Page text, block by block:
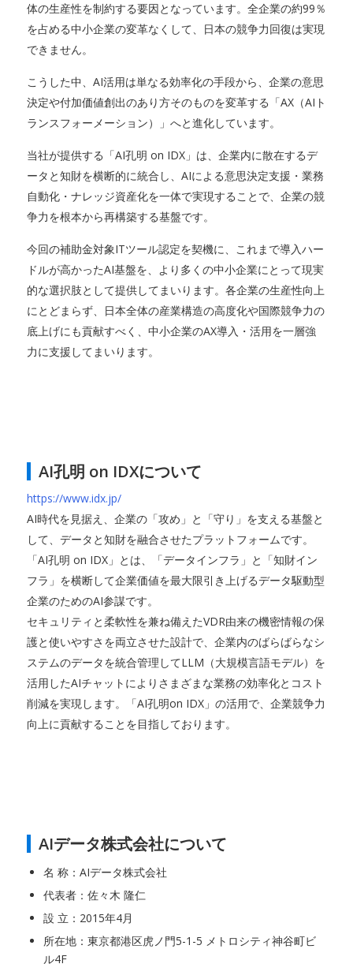
体の生産性を制約する要因となっています。全企業の約99％
を占める中小企業の変革なくして、日本の競争力回復は実現
できません。
こうした中、AI活用は単なる効率化の手段から、企業の意思
決定や付加価値創出のあり方そのものを変革する「AX（AIト
ランスフォーメーション）」へと進化しています。
当社が提供する「AI孔明 on IDX」は、企業内に散在するデ
ータと知財を横断的に統合し、AIによる意思決定支援・業務
自動化・ナレッジ資産化を一体で実現することで、企業の競
争力を根本から再構築する基盤です。
今回の補助金対象ITツール認定を契機に、これまで導入ハー
ドルが高かったAI基盤を、より多くの中小企業にとって現実
的な選択肢として提供してまいります。各企業の生産性向上
にとどまらず、日本全体の産業構造の高度化や国際競争力の
底上げにも貢献すべく、中小企業のAX導入・活用を一層強
力に支援してまいります。
AI孔明 on IDXについて
https://www.idx.jp/
AI時代を見据え、企業の「攻め」と「守り」を支える基盤と
して、データと知財を融合させたプラットフォームです。
「AI孔明 on IDX」とは、「データインフラ」と「知財イン
フラ」を横断して企業価値を最大限引き上げるデータ駆動型
企業のためのAI参謀です。
セキュリティと柔軟性を兼ね備えたVDR由来の機密情報の保
護と使いやすさを両立させた設計で、企業内のばらばらなシ
ステムのデータを統合管理してLLM（大規模言語モデル）を
活用したAIチャットによりさまざまな業務の効率化とコスト
削減を実現します。「AI孔明on IDX」の活用で、企業競争力
向上に貢献することを目指しております。
AIデータ株式会社について
名 称：AIデータ株式会社
代表者：佐々木 隆仁
設 立：2015年4月
所在地：東京都港区虎ノ門5-1-5 メトロシティ神谷町ビ
ル4F